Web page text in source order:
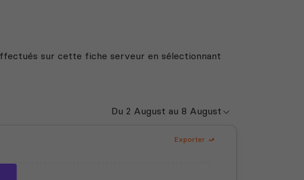
sur cette fiche serveur en sélectionnant
Exporter